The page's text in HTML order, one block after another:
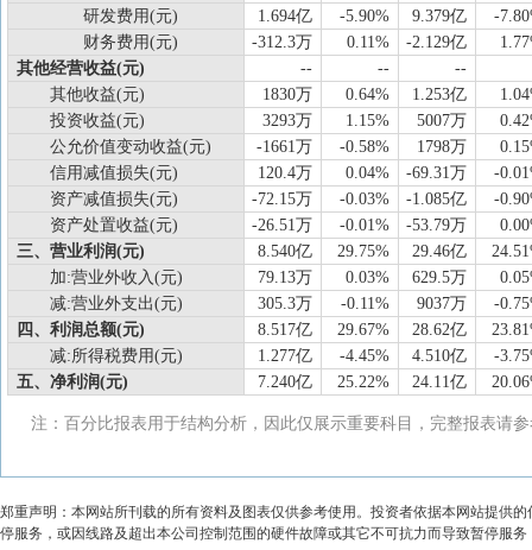
研发费用(元)
1.694亿 -5.90% 9.379亿
-
财务费用(元)
-312.3万 0.11% -2.129亿
其他经营收益(元)
-- --
--
其他收益(元)
1830万 0.64% 1.253亿
投资收益(元)
3293万 1.15% 5007万
公允价值变动收益(元)
-1661万 -0.58% 1798万
信用减值损失(元)
120.4万 0.04% -69.31万
-
资产减值损失(元)
-72.15万 -0.03% -1.085亿
-
资产处置收益(元)
-26.51万 -0.01% -53.79万
三、营业利润(元)
8.540亿 29.75% 29.46亿
加:营业外收入(元)
79.13万 0.03% 629.5万
减:营业外支出(元)
305.3万 -0.11% 9037万
-
四、利润总额(元)
8.517亿 29.67% 28.62亿
减:所得税费用(元)
1.277亿 -4.45% 4.510亿
-
五、净利润(元)
7.240亿 25.22% 24.11亿
注：百分比报表用于结构分析，因此仅展示重要科目，完整报表请
郑重声明：本网站所刊载的所有资料及图表仅供参考使用。投资者依据本网站提供
停服务，或因线路及超出本公司控制范围的硬件故障或其它不可抗力而导致暂停服